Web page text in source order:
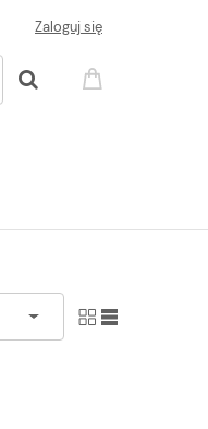
Zaloguj się